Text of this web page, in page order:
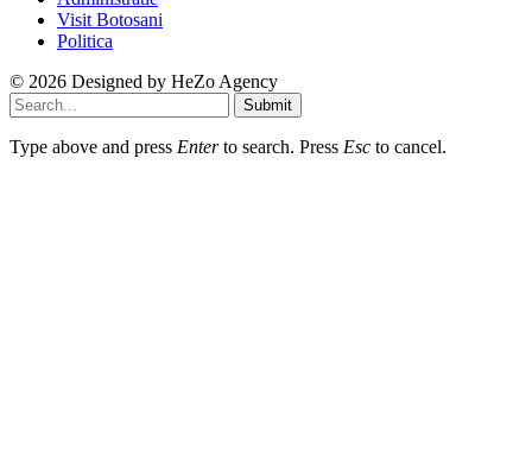
Visit Botosani
Politica
© 2026 Designed by HeZo Agency
Submit
Type above and press Enterto search. Press Esc to cancel.